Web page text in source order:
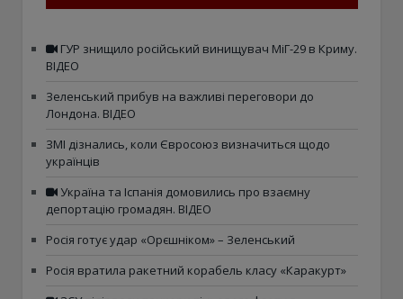
ГУР знищило російський винищувач МіГ-29 в Криму.
ВІДЕО
Зеленський прибув на важливі переговори до
Лондона. ВІДЕО
ЗМІ дізнались, коли Євросоюз визначиться щодо
українців
Україна та Іспанія домовились про взаємну
депортацію громадян. ВІДЕО
Росія готує удар «Орєшніком» – Зеленський
Росія вратила ракетний корабель класу «Каракурт»